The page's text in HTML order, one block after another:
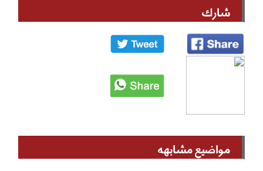
شارك
مواضيع مشابهه